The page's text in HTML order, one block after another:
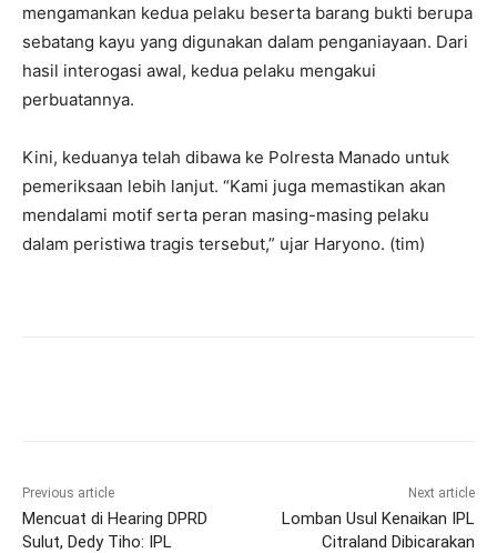
mengamankan kedua pelaku beserta barang bukti berupa
sebatang kayu yang digunakan dalam penganiayaan. Dari
hasil interogasi awal, kedua pelaku mengakui
perbuatannya.
Kini, keduanya telah dibawa ke Polresta Manado untuk
pemeriksaan lebih lanjut. “Kami juga memastikan akan
mendalami motif serta peran masing-masing pelaku
dalam peristiwa tragis tersebut,” ujar Haryono. (tim)
Previous article
Mencuat di Hearing DPRD
Sulut, Dedy Tiho: IPL
Next article
Lomban Usul Kenaikan IPL
Citraland Dibicarakan